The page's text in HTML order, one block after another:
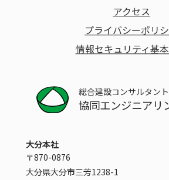
アクセス
プライバシーポリ
情報セキュリティ基
総合建設コンサルタント
協同エンジニアリ
大分本社
〒870-0876
大分県大分市三芳1238-1